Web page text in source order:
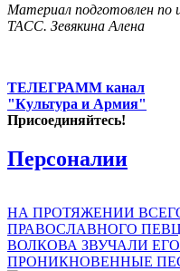
Материал подготовлен по
ТАСС. Зевякина Алена
ТЕЛЕГРАММ канал
"Культура и Армия"
Присоединяйтесь!
Персоналии
НА ПРОТЯЖЕНИИ
ПРАВОСЛАВНОГО
ВОЛКОВА ЗВУЧАЛИ
ПРОНИКНОВЕННЫЕ